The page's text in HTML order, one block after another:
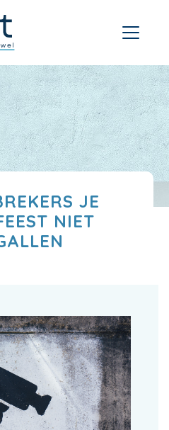
JE
NIET